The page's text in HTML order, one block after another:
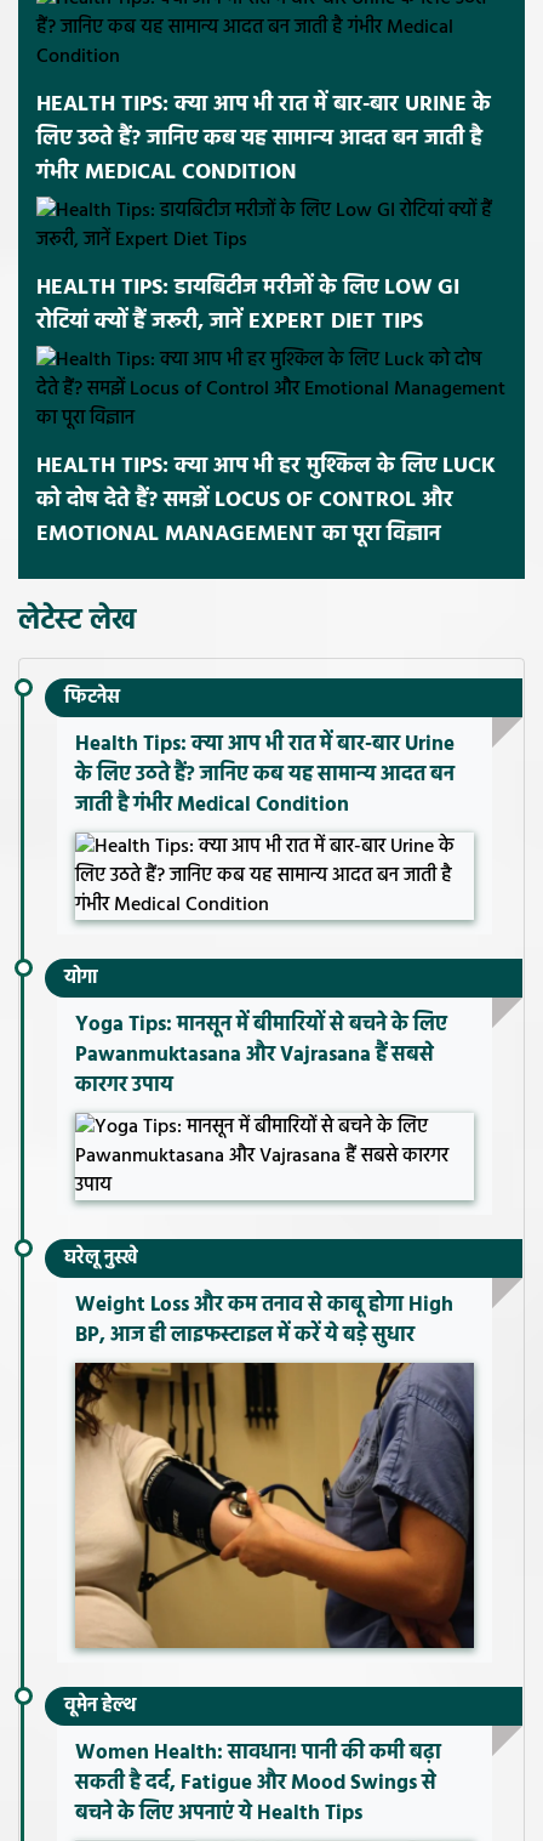
HEALTH TIPS: क्या आप भी रात में बार-बार URINE के
लिए उठते हैं? जानिए कब यह सामान्य आदत बन जाती है
गंभीर MEDICAL CONDITION
HEALTH TIPS: डायबिटीज मरीजों के लिए LOW GI
रोटियां क्यों हैं जरूरी, जानें EXPERT DIET TIPS
HEALTH TIPS: क्या आप भी हर मुश्किल के लिए LUCK
को दोष देते हैं? समझें LOCUS OF CONTROL और
EMOTIONAL MANAGEMENT का पूरा विज्ञान
लेटेस्ट लेख
फिटनेस
Health Tips: क्या आप भी रात में बार-बार Urine
के लिए उठते हैं? जानिए कब यह सामान्य आदत बन
जाती है गंभीर Medical Condition
योगा
Yoga Tips: मानसून में बीमारियों से बचने के लिए
Pawanmuktasana और Vajrasana हैं सबसे
कारगर उपाय
घरेलू नुस्खे
Weight Loss और कम तनाव से काबू होगा High
BP, आज ही लाइफस्टाइल में करें ये बड़े सुधार
वूमेन हेल्थ
Women Health: सावधान! पानी की कमी बढ़ा
सकती है दर्द, Fatigue और Mood Swings से
बचने के लिए अपनाएं ये Health Tips